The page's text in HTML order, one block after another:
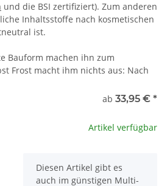
und die BSI zertifiziert). Zum anderen
Inhaltsstoffe nach kosmetischen
ist.
Bauform machen ihn zum
Frost macht ihm nichts aus: Nach
ab 33,95 € *
Artikel verfügbar
x
Diesen Artikel gibt es
auch im günstigen Multi-